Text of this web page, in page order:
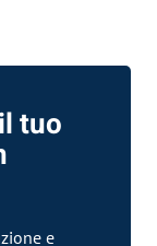
tuo
e